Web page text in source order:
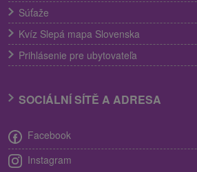
Súťaže
Kvíz Slepá mapa Slovenska
Prihlásenie pre ubytovateľa
SOCIÁLNÍ SÍTĚ A ADRESA
Facebook
Instagram